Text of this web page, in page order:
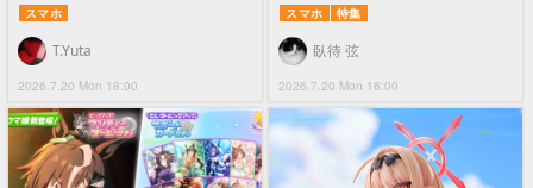
スマホ
2026.7.20 Mon 18:00
T.Yuta
スマホ 特集
2026.7.20 Mon 16:00
臥待 弦